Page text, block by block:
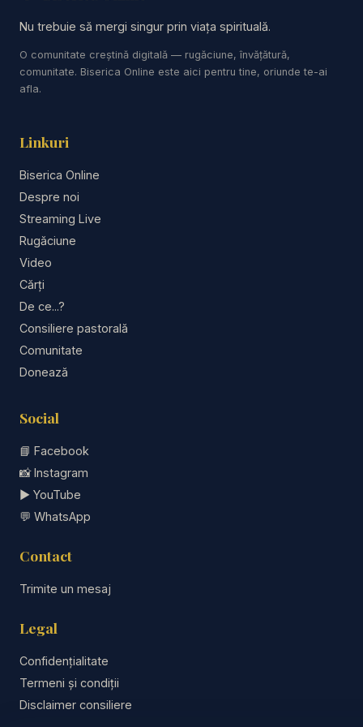
Nu trebuie să mergi singur prin viața spirituală.
O comunitate creștină digitală — rugăciune, învățătură,
comunitate. Biserica Online este aici pentru tine, oriunde te-ai
afla.
Linkuri
Biserica Online
Despre noi
Streaming Live
Rugăciune
Video
Cărți
De ce...?
Consiliere pastorală
Comunitate
Donează
Social
📘 Facebook
📸Instagram
▶️ YouTube
💬 WhatsApp
Contact
Trimite un mesaj
Legal
Confidențialitate
Termeni și condiții
Disclaimer consiliere